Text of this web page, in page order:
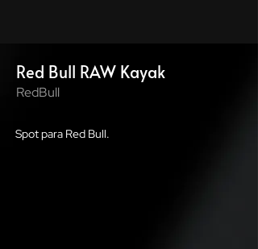
Red Bull RAW Kayak
RedBull
Spot para Red Bull.